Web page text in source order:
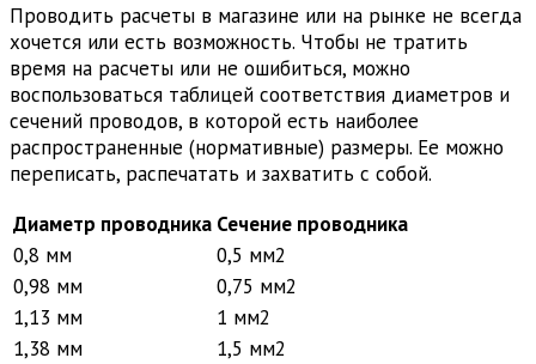
Проводить расчеты в магазине или на рынке не всегда
хочется или есть возможность. Чтобы не тратить
время на расчеты или не ошибиться, можно
воспользоваться таблицей соответствия диаметров и
сечений проводов, в которой есть наиболее
распространенные (нормативные) размеры. Ее можно
переписать, распечатать и захватить с собой.
Диаметр проводника Сечение проводника
0,8 мм
0,5 мм2
0,98 мм
0,75 мм2
1,13 мм
1 мм2
1,38 мм
1,5 мм2